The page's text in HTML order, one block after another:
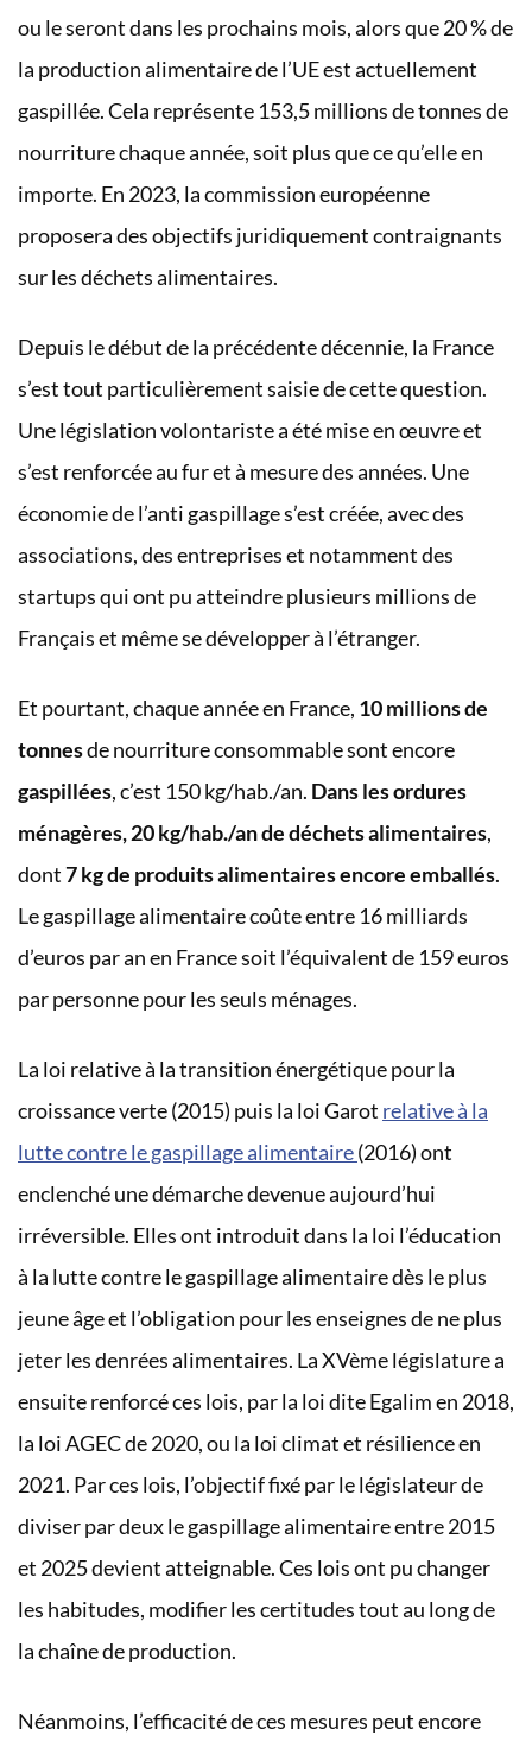
ou le seront dans les prochains mois, alors que 20 % de
la production alimentaire de l’UE est actuellement
gaspillée. Cela représente 153,5 millions de tonnes de
nourriture chaque année, soit plus que ce qu’elle en
importe. En 2023, la commission européenne
proposera des objectifs juridiquement contraignants
sur les déchets alimentaires.
Depuis le début de la précédente décennie, la France
s’est tout particulièrement saisie de cette question.
Une législation volontariste a été mise en œuvre et
s’est renforcée au fur et à mesure des années. Une
économie de l’anti gaspillage s’est créée, avec des
associations, des entreprises et notamment des
startups qui ont pu atteindre plusieurs millions de
Français et même se développer à l’étranger.
Et pourtant, chaque année en France, 10 millions de
tonnesde nourriture consommable sont encore
gaspillées, c’est 150 kg/hab./an. Dans les ordures
ménagères, 20 kg/hab./an de déchets alimentaires,
dont7 kg de produits alimentaires encore emballés.
Le gaspillage alimentaire coûte entre 16 milliards
d’euros par an en France soit l’équivalent de 159 euros
par personne pour les seuls ménages.
La loi relative à la transition énergétique pour la
croissance verte (2015) puis la loi Garot relative à la
lutte contre le gaspillage alimentaire(2016) ont
enclenché une démarche devenue aujourd’hui
irréversible. Elles ont introduit dans la loi l’éducation
à la lutte contre le gaspillage alimentaire dès le plus
jeune âge et l’obligation pour les enseignes de ne plus
jeter les denrées alimentaires. La XVème législature a
ensuite renforcé ces lois, par la loi dite Egalim en 2018,
la loi AGEC de 2020, ou la loi climat et résilience en
2021. Par ces lois, l’objectif fixé par le législateur de
diviser par deux le gaspillage alimentaire entre 2015
et 2025 devient atteignable. Ces lois ont pu changer
les habitudes, modifier les certitudes tout au long de
la chaîne de production.
Néanmoins, l’efficacité de ces mesures peut encore